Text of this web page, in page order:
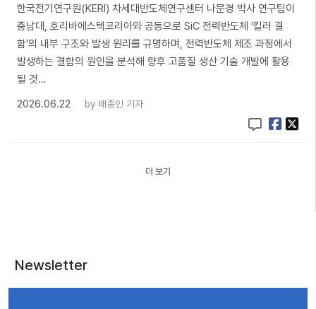
한국전기연구원(KERI) 차세대반도체연구센터 나문경 박사 연구팀이
충남대, 호리바에스텍코리아와 공동으로 SiC 전력반도체 ‘킬러 결
함’의 내부 구조와 발생 원리를 규명하며, 전력반도체 제조 과정에서
발생하는 결함의 원인을 분석해 향후 고품질 생산 기술 개발에 활용
될 것…
2026.06.22
by 배종인 기자
더 보기
Newsletter